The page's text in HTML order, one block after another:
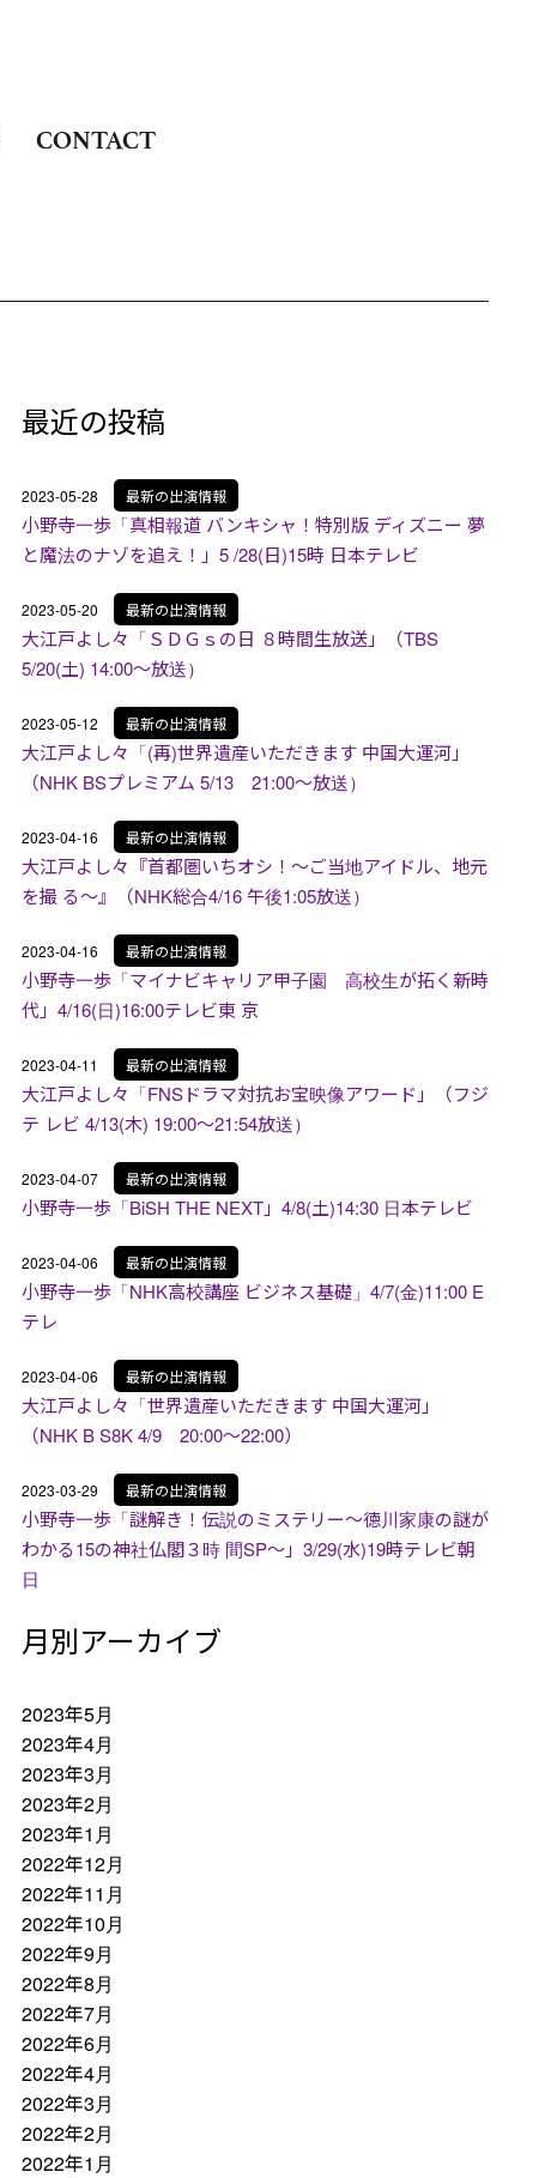
CONTACT
最近の投稿
2023-05-28 最新の出演情報
小野寺一歩「真相報道 バンキシャ！特別版 ディズニー 夢
と魔法のナゾを追え！」5 /28(日)15時 日本テレビ
2023-05-20 最新の出演情報
大江戸よし々「ＳＤＧｓの日 ８時間生放送」（TBS
5/20(土) 14:00～放送）
2023-05-12 最新の出演情報
大江戸よし々「(再)世界遺産いただきます 中国大運河」
（NHK BSプレミアム 5/13 21:00～放送）
2023-04-16 最新の出演情報
大江戸よし々『首都圏いちオシ！〜ご当地アイドル、地元
を撮 る〜』（NHK総合4/16 午後1:05放送）
2023-04-16 最新の出演情報
小野寺一歩「マイナビキャリア甲子園 高校生が拓く新時
代」4/16(日)16:00テレビ東 京
2023-04-11 最新の出演情報
大江戸よし々「FNSドラマ対抗お宝映像アワード」（フジ
テ レビ 4/13(木) 19:00～21:54放送）
2023-04-07 最新の出演情報
小野寺一歩「BiSH THE NEXT」4/8(土)14:30 日本テレビ
2023-04-06 最新の出演情報
小野寺一歩「NHK高校講座 ビジネス基礎」4/7(金)11:00 E
テレ
2023-04-06 最新の出演情報
大江戸よし々「世界遺産いただきます 中国大運河」
（NHK B S8K 4/9 20:00～22:00）
2023-03-29 最新の出演情報
小野寺一歩「謎解き！伝説のミステリー～徳川家康の謎が
わかる15の神社仏閣３時 間SP～」3/29(水)19時テレビ朝
日
月別アーカイブ
2023年5月
2023年4月
2023年3月
2023年2月
2023年1月
2022年12月
2022年11月
2022年10月
2022年9月
2022年8月
2022年7月
2022年6月
2022年4月
2022年3月
2022年2月
2022年1月